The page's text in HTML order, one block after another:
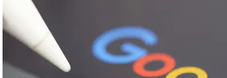
© Krone Multimedia GmbH & Co KG 2026
Muthgasse 2, 1190 Wien